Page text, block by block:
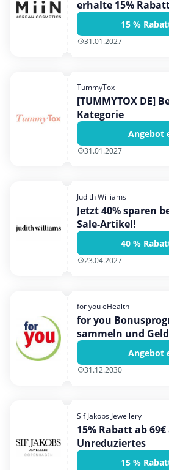
erhalte 15%
15 %
31.01.2027
TummyTox
[TUMMYTOX DE]
Kategorie
Angebot
31.01.2027
Judith Williams
Jetzt 40% sparen
Sale-Artikel!
40 %
23.04.2027
for you eHealth
for you
sammeln und
Angebot
31.12.2030
Sif Jakobs Jewellery
15% Rabatt ab
Unreduziertes
15 %